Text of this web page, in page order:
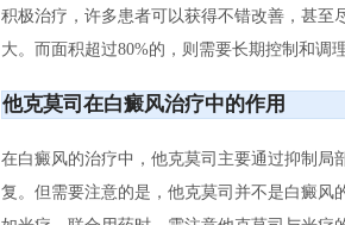
积极治疗，许多患者可以获得不错改善，甚至
大。而面积超过80%的，则需要长期控制和调
他克莫司在白癜风治疗中的作用
在白癜风的治疗中，他克莫司主要通过抑制局
复。但需要注意的是，他克莫司并不是白癜风